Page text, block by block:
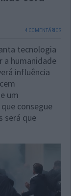
4 COMENTÁRIOS
tecnologia
a humanidade
influência
um
consegue
será que